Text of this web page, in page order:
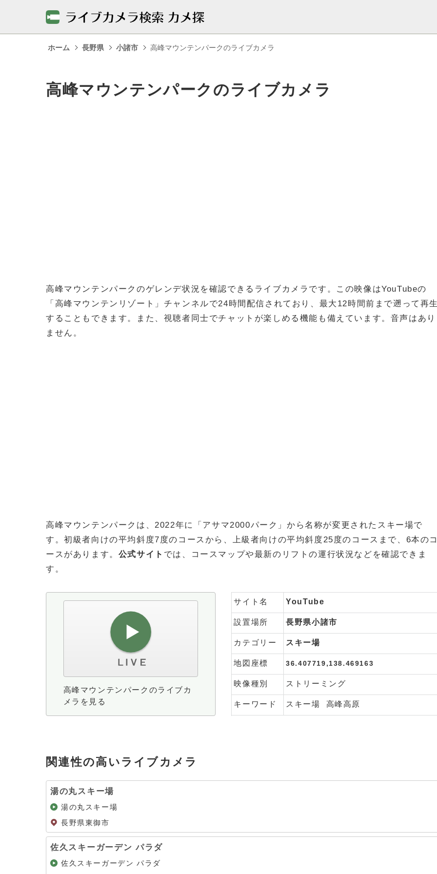
ホーム 長野県 小諸市 高峰マウンテンパークのライブカメラ
高峰マウンテンパークのライブカメラ
高峰マウンテンパークのゲレンデ状況を確認できるライブカメラです。この映像はYouTubeの
「高峰マウンテンリゾート」チャンネルで24時間配信されており、最大12時間前まで遡って再
することもできます。また、視聴者同士でチャットが楽しめる機能も備えています。音声はあり
ません。
高峰マウンテンパークは、2022年に「アサマ2000パーク」から名称が変更されたスキー場で
す。初級者向けの平均斜度7度のコースから、上級者向けの平均斜度25度のコースまで、6本の
ースがあります。 公式サイト では、コースマップや最新のリフトの運行状況などを確認できま
す。
高峰マウンテンパークのライブカ
メラを見る
サイト名 YouTube
設置場所 長野県小諸市
カテゴリー スキー場
地図座標 36.407719,138.469163
映像種別 ストリーミング
キーワード スキー場 高峰高原
関連性の高いライブカメラ
湯の丸スキー場
湯の丸スキー場
長野県東御市
佐久スキーガーデン パラダ
佐久スキーガーデン パラダ